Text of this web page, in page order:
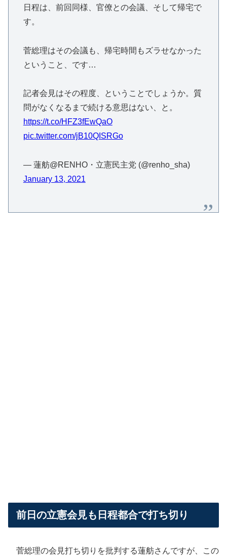
日程は、前回同様、官僚との会議、そして帰宅で
す。
菅総理はその会議も、帰宅時間もズラせなかった
ということ、です…
記者会見はその程度、ということでしょうか。質
問がなくなるまで続ける意思はない、と。
https://t.co/HFZ3fEwQaO
pic.twitter.com/jB10QISRGo
— 蓮舫@RENHO・立憲民主党 (@renho_sha)
January 13, 2021
前日の立憲会見も日程都合で打ち切り
菅総理の会見打ち切りを批判する蓮舫さんですが、この